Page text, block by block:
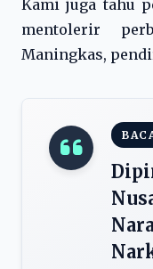
Kami juga tahu
mentolerir
Maningkas,